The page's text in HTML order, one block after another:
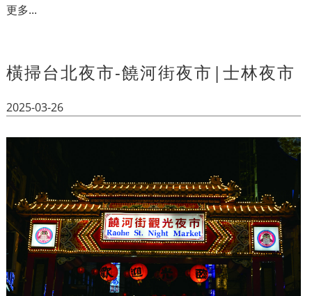
更多...
橫掃台北夜市-饒河街夜市|士林夜市
2025-03-26